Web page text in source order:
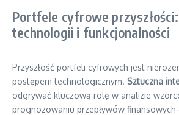
Portfele cyfrowe
technologii i funkcjonalności
Przyszłość portfeli cyfrowych jest
postępem technologicznym. Sztuczna
odgrywać kluczową rolę w analizie
prognozowaniu przepływów